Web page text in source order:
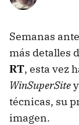
Semanas
más detalles
RT, esta vez
WinSuperSite
técnicas, su
imagen.